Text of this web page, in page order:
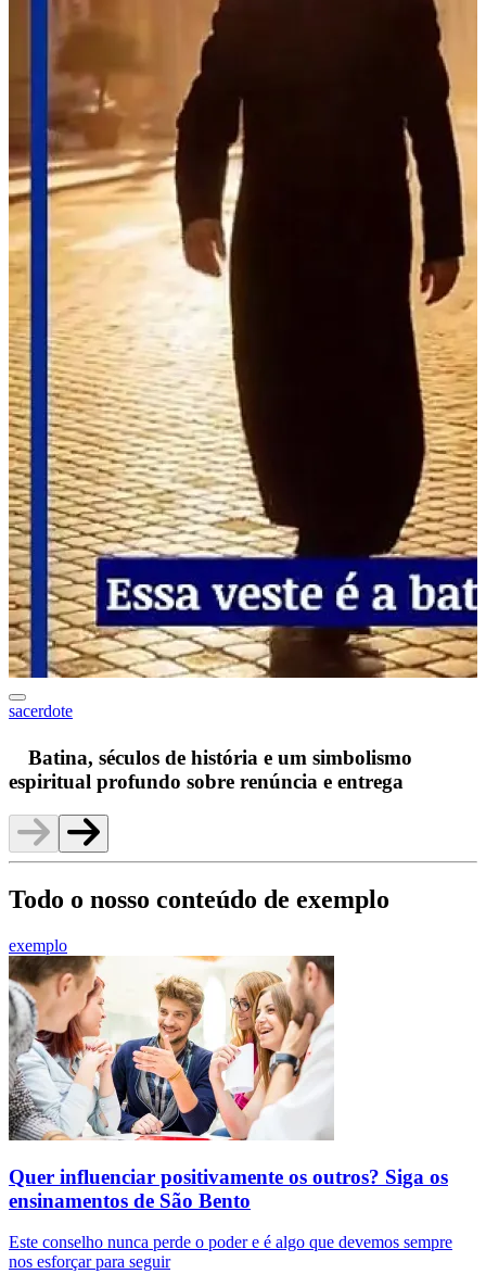
sacerdote
Batina, séculos de história e um simbolismo
espiritual profundo sobre renúncia e entrega
Todo o nosso conteúdo de exemplo
exemplo
Quer influenciar positivamente os outros? Siga os
ensinamentos de São Bento
Este conselho nunca perde o poder e é algo que devemos sempre
nos esforçar para seguir